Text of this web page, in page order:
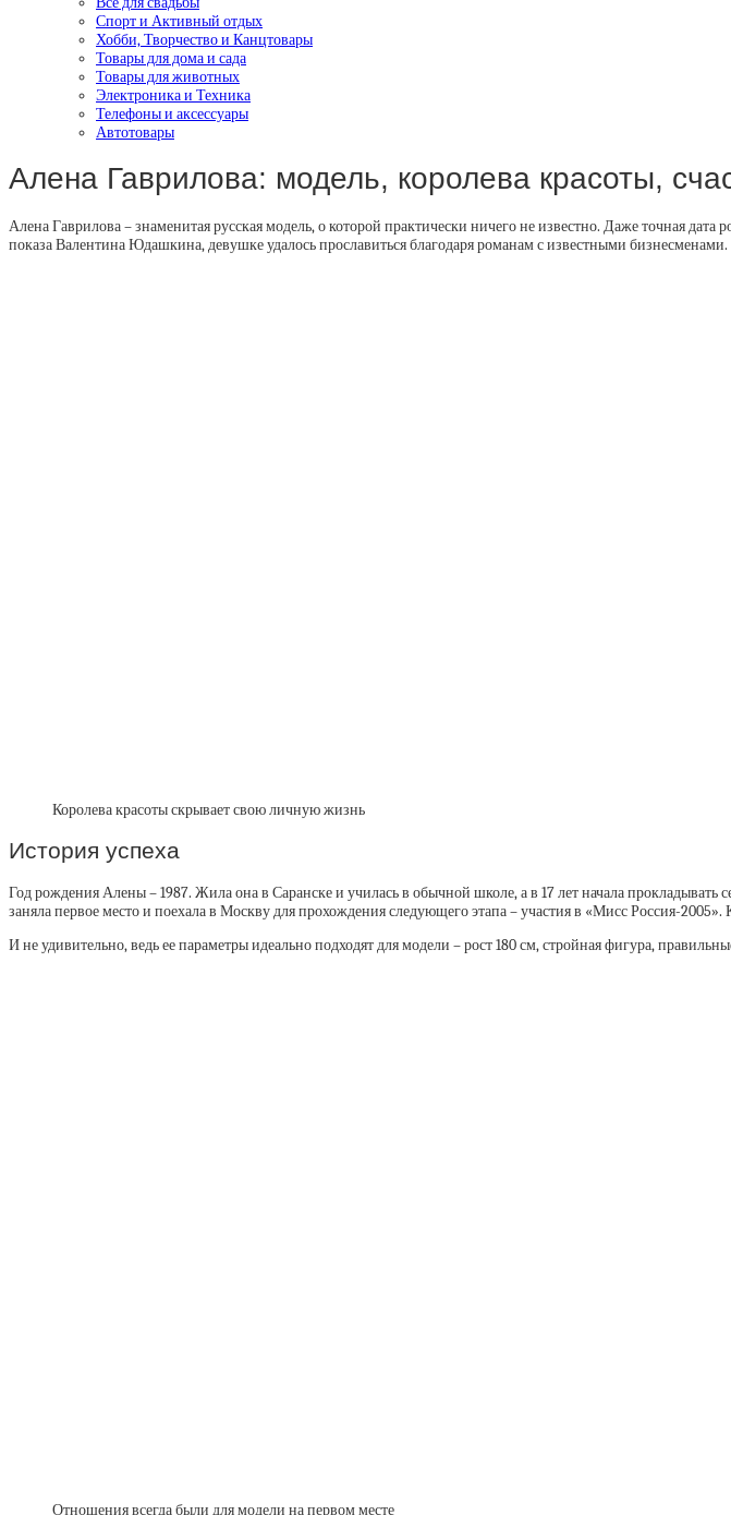
Спорт и Активный отдых
Хобби, Творчество и Канцтовары
Товары для дома и сада
Товары для животных
Электроника и Техника
Телефоны и аксессуары
Автотовары
Алена Гаврилова: модель, королева красоты,
Алена Гаврилова – знаменитая русская модель, о которой практически ничего не известно. Даже точная
показа Валентина Юдашкина, девушке удалось прославиться благодаря романам с известными бизнесменами.
Королева красоты скрывает свою личную жизнь
История успеха
Год рождения Алены – 1987. Жила она в Саранске и училась в обычной школе, а в 17 лет начала
заняла первое место и поехала в Москву для прохождения следующего этапа – участия в «Мисс Россия-
И не удивительно, ведь ее параметры идеально подходят для модели – рост 180 см, стройная фигура,
Отношения всегда были для модели на первом месте